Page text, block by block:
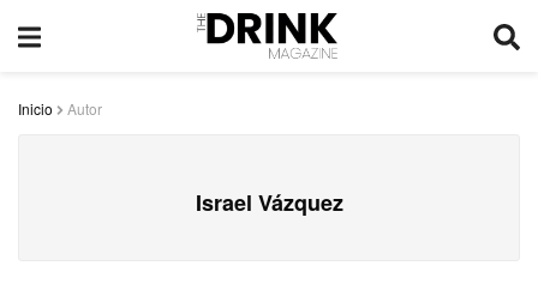
Inicio Autor
Israel Vázquez